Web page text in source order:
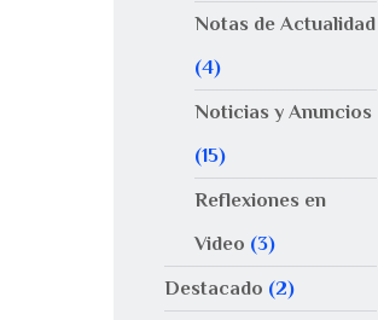
Notas de Actualidad
(4)
Noticias y Anuncios
(15)
Reflexiones en
Video (3)
Destacado (2)